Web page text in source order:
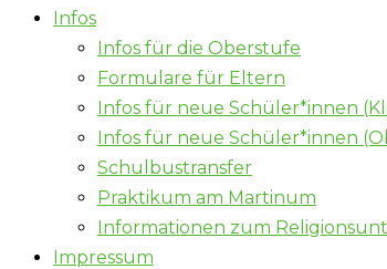
Infos
Infos für die Oberstufe
Formulare für Eltern
Infos für neue Schüler*innen
Infos für neue Schüler*innen
Schulbustransfer
Praktikum am Martinum
Informationen zum
Impressum